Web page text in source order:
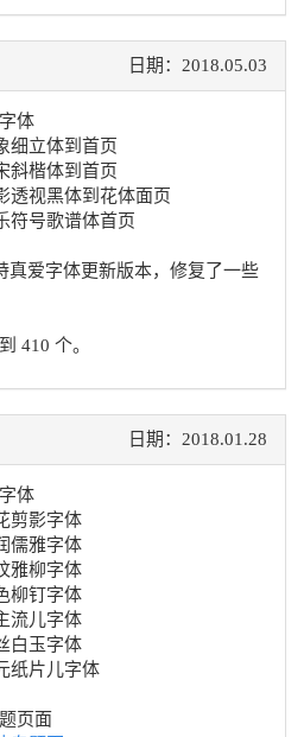
日期：2018.05.03
体
细立体到首页
斜楷体到首页
透视黑体到花体面页
符号歌谱体首页
真爱字体更新版本，修复了一些
410 个。
日期：2018.01.28
体
剪影字体
儒雅字体
雅柳字体
柳钉字体
流儿字体
白玉字体
纸片儿字体
页面